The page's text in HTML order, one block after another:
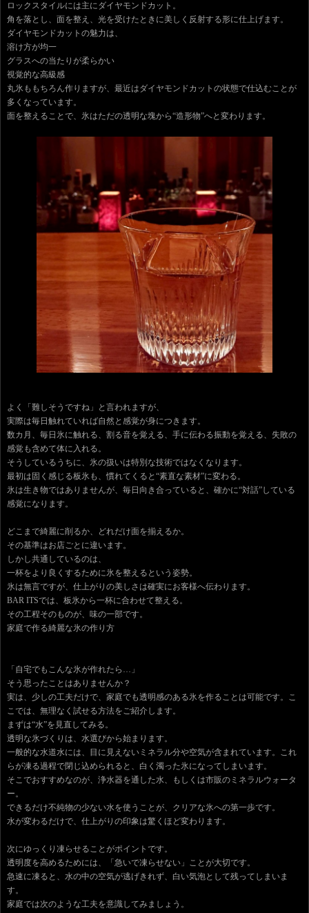
ロックスタイルには主にダイヤモンドカット。
角を落とし、面を整え、光を受けたときに美しく反射する形に仕上げます。
ダイヤモンドカットの魅力は、
溶け方が均一
グラスへの当たりが柔らかい
視覚的な高級感
丸氷ももちろん作りますが、最近はダイヤモンドカットの状態で仕込むことが
多くなっています。
面を整えることで、氷はただの透明な塊から“造形物”へと変わります。
よく「難しそうですね」と言われますが、
実際は毎日触れていれば自然と感覚が身につきます。
数カ月、毎日氷に触れる、割る音を覚える、手に伝わる振動を覚える、失敗の
感覚も含めて体に入れる。
そうしているうちに、氷の扱いは特別な技術ではなくなります。
最初は固く感じる板氷も、慣れてくると“素直な素材”に変わる。
氷は生き物ではありませんが、毎日向き合っていると、確かに“対話”している
感覚になります。
どこまで綺麗に削るか、どれだけ面を揃えるか。
その基準はお店ごとに違います。
しかし共通しているのは、
一杯をより良くするために氷を整えるという姿勢。
氷は無言ですが、仕上がりの美しさは確実にお客様へ伝わります。
BAR ITSでは、板氷から一杯に合わせて整える。
その工程そのものが、味の一部です。
家庭で作る綺麗な氷の作り方
「自宅でもこんな氷が作れたら…」
そう思ったことはありませんか？
実は、少しの工夫だけで、家庭でも透明感のある氷を作ることは可能です。こ
こでは、無理なく試せる方法をご紹介します。
まずは“水”を見直してみる。
透明な氷づくりは、水選びから始まります。
一般的な水道水には、目に見えないミネラル分や空気が含まれています。これ
らが凍る過程で閉じ込められると、白く濁った氷になってしまいます。
そこでおすすめなのが、浄水器を通した水、もしくは市販のミネラルウォータ
ー。
できるだけ不純物の少ない水を使うことが、クリアな氷への第一歩です。
水が変わるだけで、仕上がりの印象は驚くほど変わります。
次にゆっくり凍らせることがポイントです。
透明度を高めるためには、「急いで凍らせない」ことが大切です。
急速に凍ると、水の中の空気が逃げきれず、白い気泡として残ってしまいま
す。
家庭では次のような工夫を意識してみましょう。